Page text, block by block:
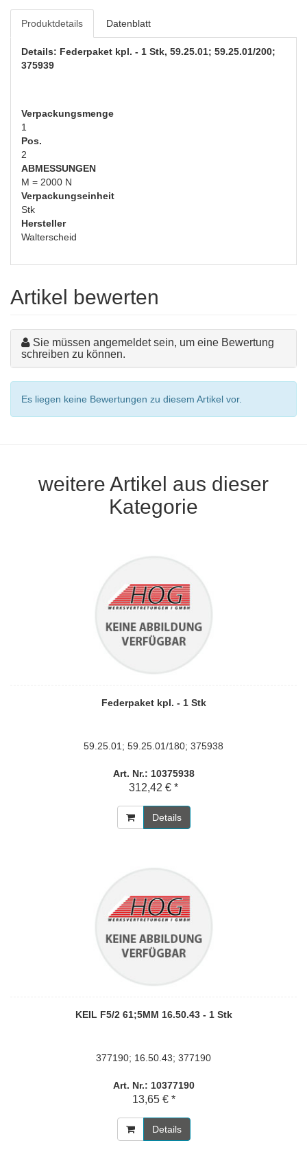
Produktdetails Datenblatt
Details: Federpaket kpl. - 1 Stk, 59.25.01; 59.25.01/200;
375939
Verpackungsmenge
1
Pos.
2
ABMESSUNGEN
M = 2000 N
Verpackungseinheit
Stk
Hersteller
Walterscheid
Artikel bewerten
Sie müssen angemeldet sein, um eine Bewertung
schreiben zu können.
Es liegen keine Bewertungen zu diesem Artikel vor.
weitere Artikel aus dieser
Kategorie
Federpaket kpl. - 1 Stk
59.25.01; 59.25.01/180; 375938
Art. Nr.: 10375938
312,42 € *
Details
KEIL F5/2 61;5MM 16.50.43 - 1 Stk
377190; 16.50.43; 377190
Art. Nr.: 10377190
13,65 € *
Details